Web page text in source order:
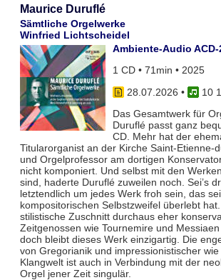
Maurice Duruflé
Sämtliche Orgelwerke
Winfried Lichtscheidel
Ambiente-Audio ACD-
1 CD • 71min • 2025
28.07.2026 •
10
Das Gesamtwerk für
Duruflé passt ganz
CD. Mehr hat der
Titularorganist an der Kirche Saint-Etienne-
und Orgelprofessor am dortigen
nicht komponiert. Und selbst mit den
sind, haderte Duruflé zuweilen noch. Sei’s
letztendlich um jedes Werk froh sein, das
kompositorischen Selbstzweifel überlebt
stilistische Zuschnitt durchaus eher
Zeitgenossen wie Tournemire und Messiaen
doch bleibt dieses Werk einzigartig. Die
von Gregorianik und impressionistischer
Klangwelt ist auch in Verbindung mit der
Orgel jener Zeit singulär.